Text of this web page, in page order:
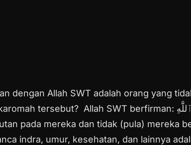
dengan Allah SWT adalah orang yang
tersebut? Allah SWT berfirman: أَلَآ إِنَّ أَوْلِيَآءَ ٱللَّهِ
pada mereka dan tidak (pula) mereka
indra, umur, kesehatan, dan lainnya